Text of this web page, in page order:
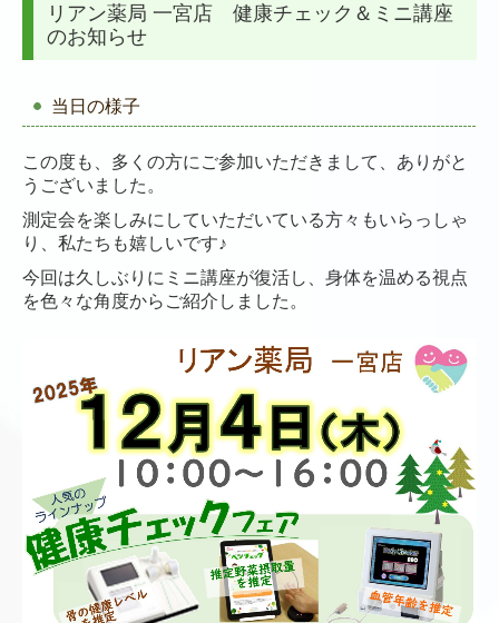
リアン薬局 一宮店 健康チェック＆ミニ講座
のお知らせ
当日の様子
この度も、多くの方にご参加いただきまして、ありがと
うございました。
測定会を楽しみにしていただいている方々もいらっしゃ
り、私たちも嬉しいです♪
今回は久しぶりにミニ講座が復活し、身体を温める視点
を色々な角度からご紹介しました。